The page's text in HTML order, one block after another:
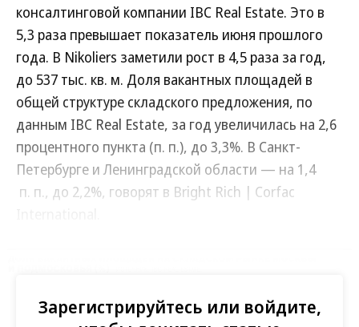
консалтинговой компании IBC Real Estate. Это в
5,3 раза превышает показатель июня прошлого
года. В Nikoliers заметили рост в 4,5 раза за год,
до 537 тыс. кв. м. Доля вакантных площадей в
общей структуре складского предложения, по
данным IBC Real Estate, за год увеличилась на 2,6
процентного пункта (п. п.), до 3,3%. В Санкт-
Петербурге и Ленинградской области — на 1,4
п. п., до 2,2%, говорят в Bright Rich | Corfac
Зарегистрируйтесь или войдите,